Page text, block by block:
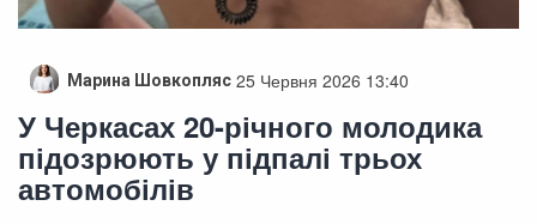
Марина Шовкопляс 25 Червня 2026 13:40
У Черкасах 20-річного молодика
підозрюють у підпалі трьох
автомобілів